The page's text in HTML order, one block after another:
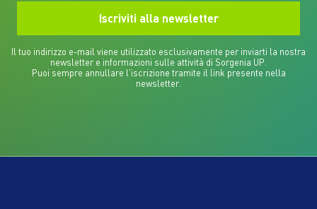
Il tuo indirizzo e-mail viene utilizzato esclusivamente per inviarti la nostra
newsletter e informazioni sulle attività di Sorgenia UP.
Puoi sempre annullare l'iscrizione tramite il link presente nella
newsletter.